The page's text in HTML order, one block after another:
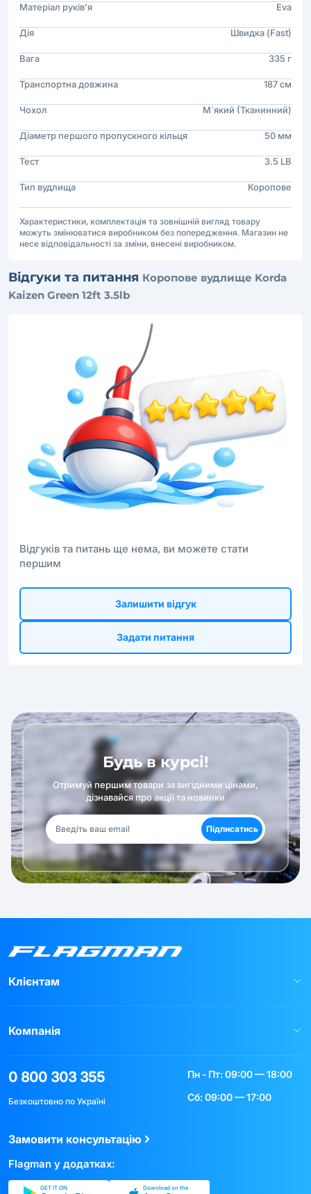
Матеріал руків'я Eva
Дія Швидка (Fast)
Вага 335 г
Транспортна довжина 187 см
Чохол М`який (Тканинний)
Діаметр першого пропускного кільця 50 мм
Тест 3.5 LB
Тип вудлища Коропове
Характеристики, комплектація та зовнішній вигляд товару
можуть змінюватися виробником без попередження. Магазин не
несе відповідальності за зміни, внесені виробником.
Відгуки та питання Коропове вудлище Korda
Kaizen Green 12ft 3.5lb
Відгуків та питань ще нема, ви можете стати
першим
Залишити відгук
Задати питання
Будь в курсі!
Отримуй першим товари за вигідними цінами,
дізнавайся про акції та новинки
Підписатись
Клієнтам
Компанія
0 800 303 355
Безкоштовно по Україні
Пн - Пт: 09:00 — 18:00
Сб: 09:00 — 17:00
Замовити консультацію
Flagman у додатках:
GET IT ON Download on the